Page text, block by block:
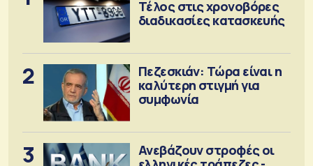
Τέλος στις χρονοβόρες
διαδικασίες κατασκευής
2
Πεζεσκιάν: Τώρα είναι η
καλύτερη στιγμή για
συμφωνία
3
Ανεβάζουν στροφές οι